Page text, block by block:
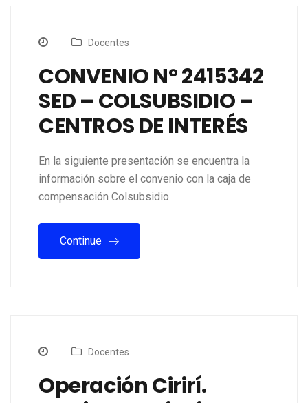
Docentes
CONVENIO N° 2415342
SED – COLSUBSIDIO –
CENTROS DE INTERÉS
En la siguiente presentación se encuentra la
información sobre el convenio con la caja de
compensación Colsubsidio.
Continue
Docentes
Operación Cirirí.